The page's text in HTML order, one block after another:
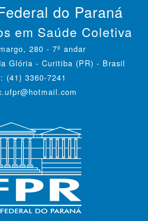
do Paraná
em Saúde Coletiva
280 - 7º andar
240 - Alto da Glória - Curitiba (PR) - Brasil
(41) 3360-7241